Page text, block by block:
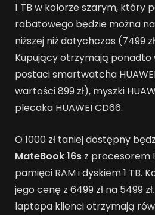
1 TB w kolorze szarym, który
rabatowego będzie można
niższej niż dotychczas (7499
Kupujący otrzymają ponadto
postaci smartwatcha
wartości 899 zł), myszki
plecaka HUAWEI CD66.
O 1000 zł taniej dostępny
MateBook 16s z procesorem
pamięci RAM i dyskiem 1 TB.
jego cenę z 6499 zł na 5499
laptopa klienci otrzymają